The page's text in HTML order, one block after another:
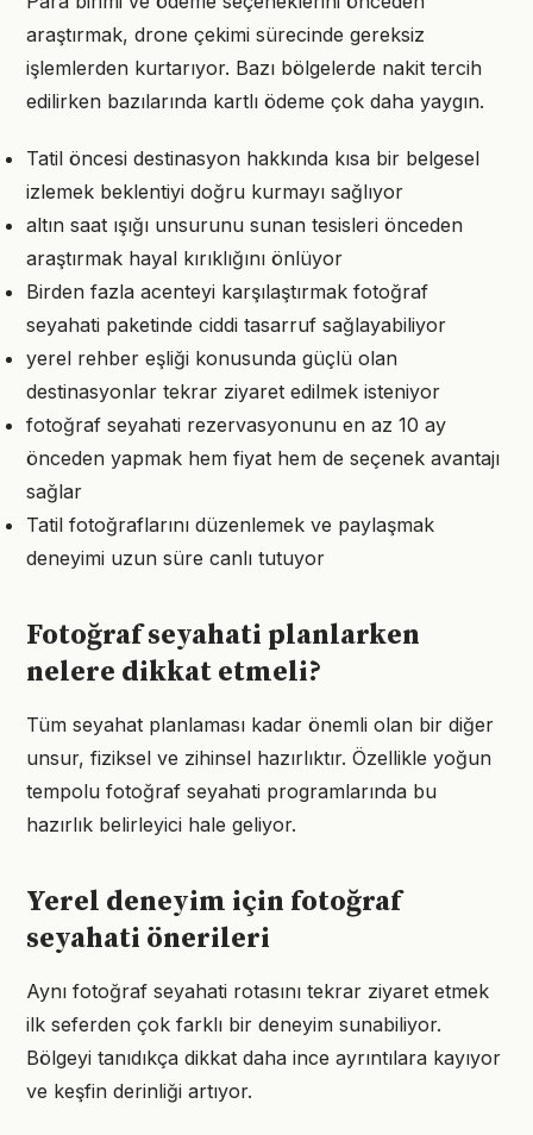
araştırmak, drone çekimi sürecinde gereksiz
işlemlerden kurtarıyor. Bazı bölgelerde nakit tercih
edilirken bazılarında kartlı ödeme çok daha yaygın.
Tatil öncesi destinasyon hakkında kısa bir belgesel
izlemek beklentiyi doğru kurmayı sağlıyor
altın saat ışığı unsurunu sunan tesisleri önceden
araştırmak hayal kırıklığını önlüyor
Birden fazla acenteyi karşılaştırmak fotoğraf
seyahati paketinde ciddi tasarruf sağlayabiliyor
yerel rehber eşliği konusunda güçlü olan
destinasyonlar tekrar ziyaret edilmek isteniyor
fotoğraf seyahati rezervasyonunu en az 10 ay
önceden yapmak hem fiyat hem de seçenek avantajı
sağlar
Tatil fotoğraflarını düzenlemek ve paylaşmak
deneyimi uzun süre canlı tutuyor
Fotoğraf seyahati planlarken
nelere dikkat etmeli?
Tüm seyahat planlaması kadar önemli olan bir diğer
unsur, fiziksel ve zihinsel hazırlıktır. Özellikle yoğun
tempolu fotoğraf seyahati programlarında bu
hazırlık belirleyici hale geliyor.
Yerel deneyim için fotoğraf
seyahati önerileri
Aynı fotoğraf seyahati rotasını tekrar ziyaret etmek
ilk seferden çok farklı bir deneyim sunabiliyor.
Bölgeyi tanıdıkça dikkat daha ince ayrıntılara kayıyor
ve keşfin derinliği artıyor.